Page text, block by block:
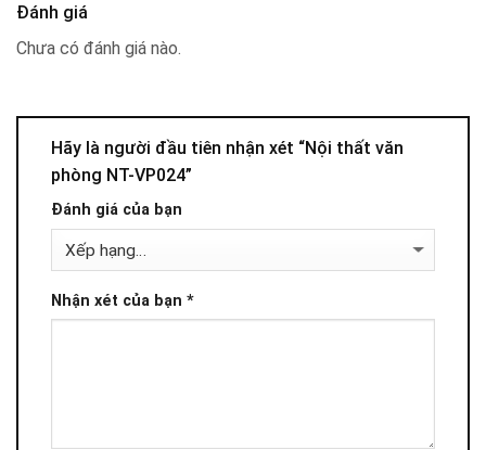
Đánh giá
Chưa có đánh giá nào.
Hãy là người đầu tiên nhận xét “Nội thất văn
phòng NT-VP024”
Đánh giá của bạn
Nhận xét của bạn *